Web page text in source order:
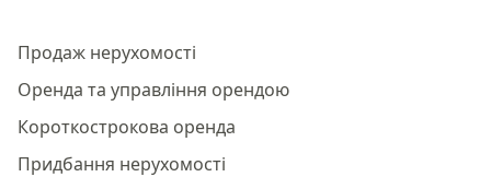
Продаж нерухомості
Оренда та управління орендою
Короткострокова оренда
Придбання нерухомості